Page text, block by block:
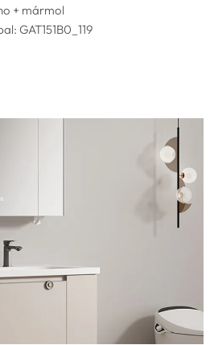
+ mármol
GAT151B0_119